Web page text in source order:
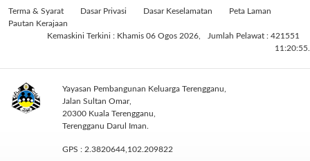
Terma & Syarat Dasar Privasi Dasar Keselamatan
Peta Laman
Pautan Kerajaan
Jumlah Pelawat : 421551
Kemaskini Terkini : Khamis 06 Ogos 2026,
11:20:55.
Yayasan Pembangunan Keluarga Terengganu,
Jalan Sultan Omar,
20300 Kuala Terengganu,
Terengganu Darul Iman.
GPS : 2.3820644,102.209822